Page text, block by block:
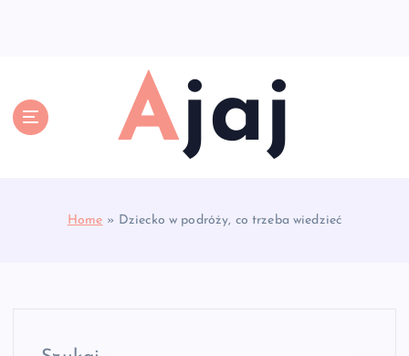
Ajaj
Home » Dziecko w podróży, co trzeba wiedzieć